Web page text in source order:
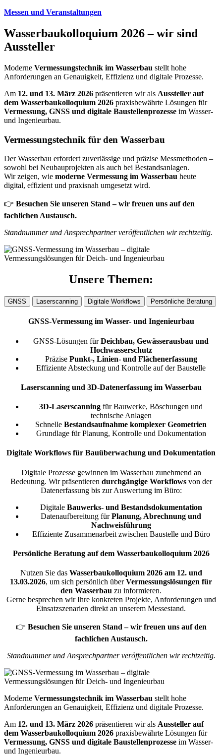
Zum
springen
Messen und Veranstaltungen
Wasserbaukolloquium 2026 – wir sind
Aussteller
Moderne Vermessungstechnik im Wasserbau stellt hohe
Anforderungen an Genauigkeit, Effizienz und digitale Prozesse.
Am 12. und 13. März 2026 präsentieren wir als Aussteller auf
dem Wasserbaukolloquium 2026 praxisbewährte Lösungen für
Vermessung, GNSS und digitale Baustellenprozesse im Wasser-
und Ingenieurbau.
Vermessungstechnik für den Wasserbau
Der Wasserbau erfordert zuverlässige und präzise Messmethoden –
sowohl bei Neubauprojekten als auch bei Bestandsanlagen.
Wir zeigen, wie moderne Vermessung im Wasserbau heute
digital, effizient und praxisnah umgesetzt wird.
👉 Besuchen Sie unseren Stand – wir freuen uns auf den
fachlichen Austausch.
Standnummer und Ansprechpartner veröffentlichen wir rechtzeitig.
Unsere Themen:
GNSS Laserscanning Digitale Workflows Persönliche Beratung
GNSS-Vermessung im Wasser- und Ingenieurbau
GNSS-Lösungen fürDeichbau, Gewässerausbau und
Hochwasserschutz
Präzise Punkt-, Linien- und Flächenerfassung
Effiziente Absteckung und Kontrolle auf der Baustelle
Laserscanning und 3D-Datenerfassung im Wasserbau
3D-Laserscanning für Bauwerke, Böschungen und
technische Anlagen
Schnelle Bestandsaufnahme komplexer Geometrien
Grundlage für Planung, Kontrolle und Dokumentation
Digitale Workflows für Bauüberwachung und Dokumentation
Digitale Prozesse gewinnen im Wasserbau zunehmend an
Bedeutung. Wir präsentieren durchgängige Workflowsvon der
Datenerfassung bis zur Auswertung im Büro:
Digitale Bauwerks- und Bestandsdokumentation
Datenaufbereitung fürPlanung, Abrechnung und
Nachweisführung
Effiziente Zusammenarbeit zwischen Baustelle und Büro
Persönliche Beratung auf dem Wasserbaukolloquium 2026
Nutzen Sie das Wasserbaukolloquium 2026 am 12. und
13.03.2026, um sich persönlich überVermessungslösungen für
den Wasserbau zu informieren.
Gerne besprechen wir Ihre konkreten Projekte, Anforderungen und
Einsatzszenarien direkt an unserem Messestand.
👉 Besuchen Sie unseren Stand – wir freuen uns auf den
fachlichen Austausch.
Standnummer und Ansprechpartner veröffentlichen wir rechtzeitig.
Moderne Vermessungstechnik im Wasserbau stellt hohe
Anforderungen an Genauigkeit, Effizienz und digitale Prozesse.
Am 12. und 13. März 2026 präsentieren wir als Aussteller auf
dem Wasserbaukolloquium 2026 praxisbewährte Lösungen für
Vermessung, GNSS und digitale Baustellenprozesse im Wasser-
und Ingenieurbau.